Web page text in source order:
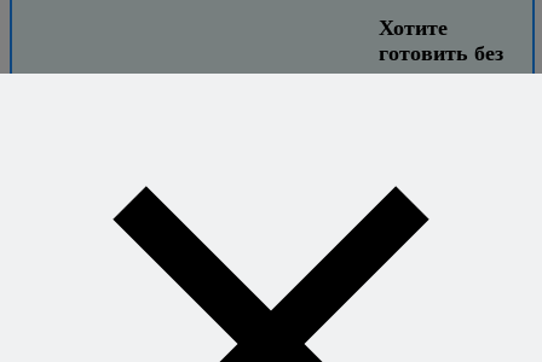
Хотите
готовить без
рецептов -
секретных
сочетаний
откроет вам